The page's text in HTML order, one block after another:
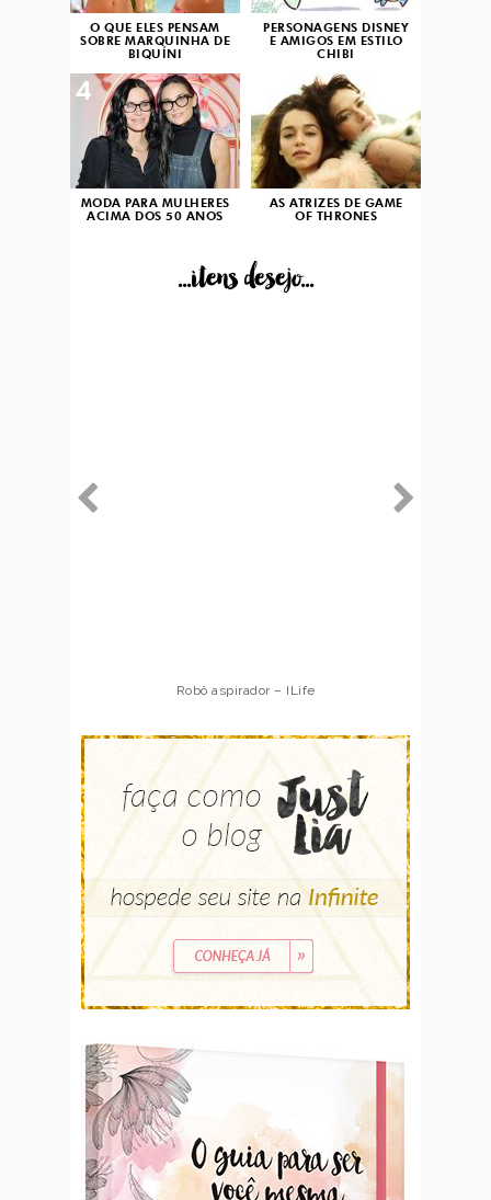
O QUE ELES PENSAM
SOBRE MARQUINHA DE
BIQUÍNI
PERSONAGENS DISNEY
E AMIGOS EM ESTILO
CHIBI
MODA PARA MULHERES
ACIMA DOS 50 ANOS
4
AS ATRIZES DE GAME
OF THRONES
...itens desejo...
Robô aspirador – ILife